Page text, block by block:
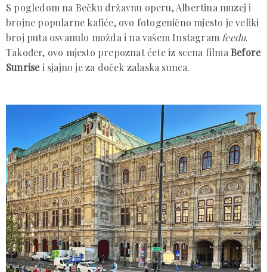
S pogledom na Bečku državnu operu, Albertina muzej i
brojne popularne kafiće, ovo fotogenično mjesto je veliki
broj puta osvanulo možda i na vašem Instagram feedu.
Također, ovo mjesto prepoznat ćete iz scena filma Before
Sunrisei sjajno je za doček zalaska sunca.